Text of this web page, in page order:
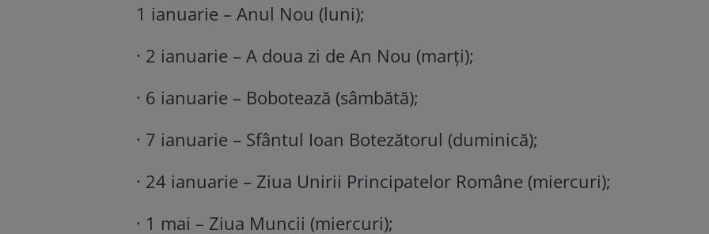
1 ianuarie – Anul Nou (luni);
· 2 ianuarie – A doua zi de An Nou (marţi);
· 6 ianuarie – Bobotează (sâmbătă);
· 7 ianuarie – Sfântul Ioan Botezătorul (duminică);
· 24 ianuarie – Ziua Unirii Principatelor Române (miercuri);
· 1 mai – Ziua Muncii (miercuri);